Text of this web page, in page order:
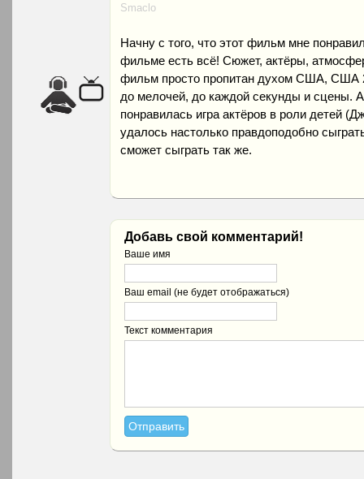
Smaclo
Начну с того, что этот фильм мне
фильме есть всё! Сюжет, актёры,
фильм просто пропитан духом США, США
до мелочей, до каждой секунды и сцены.
понравилась игра актёров в роли детей
удалось настолько правдоподобно
сможет сыграть так же.
Добавь свой комментарий!
Ваше имя
Ваш email (не будет отображаться)
Текст комментария